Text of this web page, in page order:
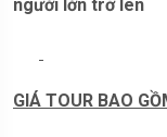
người lớn trở lên
GIÁ TOUR BAO